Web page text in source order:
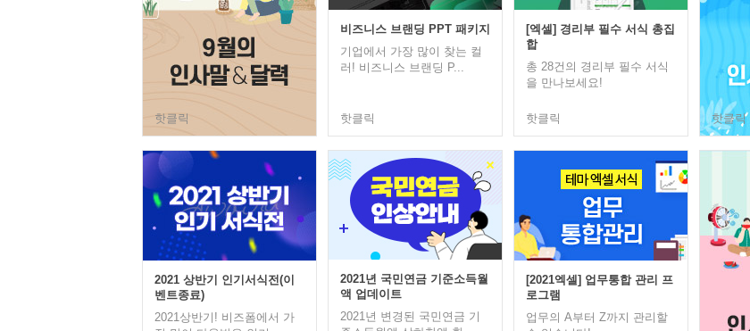
핫클릭
비즈니스 브랜딩 PPT 패키지
기업에서 가장 많이 찾는 컬
러! 비즈니스 브랜딩 P...
핫클릭
[엑셀] 경리부 필수 서식 총집
합
총 28건의 경리부 필수 서식
을 만나보세요!
핫클릭 핫클릭
2021 상반기 인기서식전(이
벤트종료)
2021상반기! 비즈폼에서 가
2021년 국민연금 기준소득월
액 업데이트
2021년 변경된 국민연금 기
[2021엑셀] 업무통합 관리 프
로그램
업무의 A부터 Z까지 관리할